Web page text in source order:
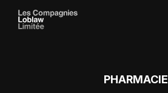
PHARMACIE